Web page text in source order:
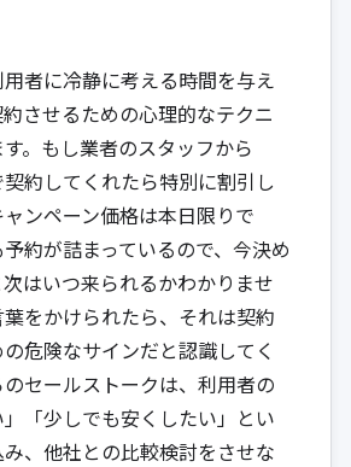
者に冷静に考える時間を与え
させるための心理的なテクニ
。もし業者のスタッフから
契約してくれたら特別に割引し
ンペーン価格は本日限りで
約が詰まっているので、今決め
はいつ来られるかわかりませ
をかけられたら、それは契約
危険なサインだと認識してく
セールストークは、利用者の
」「少しでも安くしたい」とい
、他社との比較検討をさせな